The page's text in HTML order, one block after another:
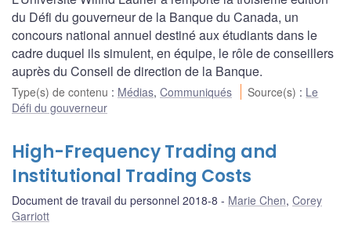
du Défi du gouverneur de la Banque du Canada, un
concours national annuel destiné aux étudiants dans le
cadre duquel ils simulent, en équipe, le rôle de conseillers
auprès du Conseil de direction de la Banque.
Type(s) de contenu : Médias, Communiqués Source(s) : Le
Défi du gouverneur
High-Frequency Trading and
Institutional Trading Costs
Document de travail du personnel 2018-8 Marie Chen, Corey
Garriott